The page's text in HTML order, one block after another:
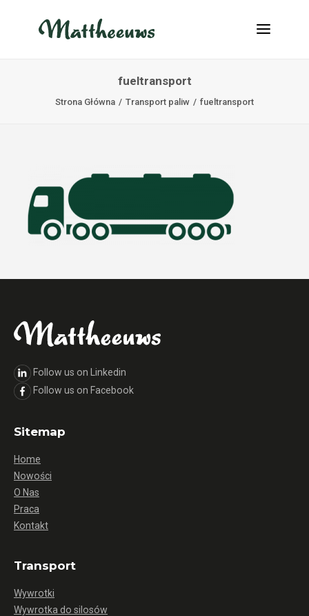
KONTAKT
INFO@MATTHEEUWS.COM
fueltransport
Strona Główna Transport paliw fueltransport
Follow us on Linkedin
Follow us on Facebook
Sitemap
Home
Nowości
O Nas
Praca
Kontakt
Transport
Wywrotki
Wywrotka do silosów